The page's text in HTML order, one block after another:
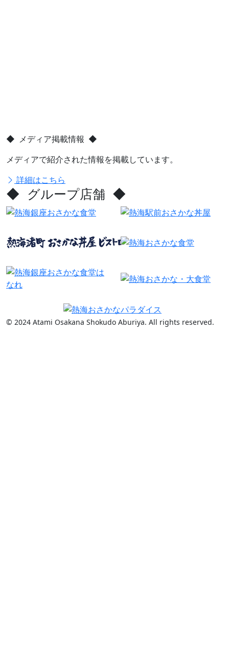
◆ メディア掲載情報 ◆
メディアで紹介された情報を掲載しています。
詳細はこちら
◆ グループ店舗 ◆
© 2024 Atami Osakana Shokudo Aburiya. All rights reserved.